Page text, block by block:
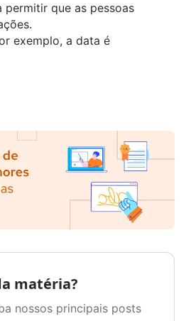
permitir que as pessoas
exemplo, a data é
matéria?
nossos principais posts